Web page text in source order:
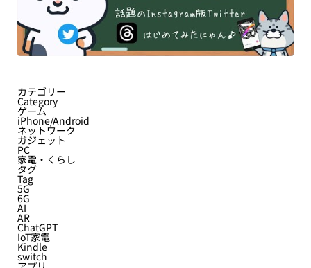
カテゴリー
Category
ゲーム
iPhone/Android
ネットワーク
ガジェット
PC
家電・くらし
タグ
Tag
5G
6G
AI
AR
ChatGPT
IoT家電
Kindle
switch